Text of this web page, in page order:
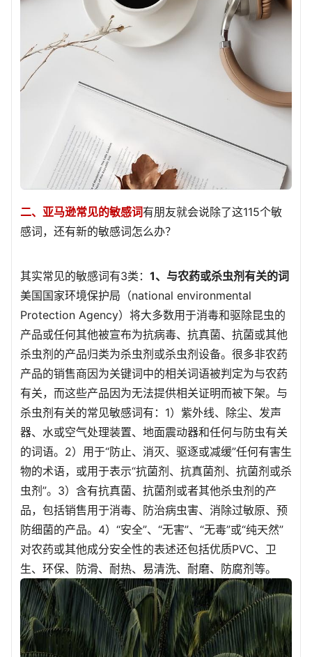
二、亚马逊常见的敏感词有朋友就会说除了这115个敏
感词，还有新的敏感词怎么办？
其实常见的敏感词有3类： 1、与农药或杀虫剂有关的词
美国国家环境保护局（national environmental
Protection Agency）将大多数用于消毒和驱除昆虫的
产品或任何其他被宣布为抗病毒、抗真菌、抗菌或其他
杀虫剂的产品归类为杀虫剂或杀虫剂设备。很多非农药
产品的销售商因为关键词中的相关词语被判定为与农药
有关，而这些产品因为无法提供相关证明而被下架。与
杀虫剂有关的常见敏感词有：1）紫外线、除尘、发声
器、水或空气处理装置、地面震动器和任何与防虫有关
的词语。2）用于“防止、消灭、驱逐或减缓”任何有害生
物的术语，或用于表示“抗菌剂、抗真菌剂、抗菌剂或杀
虫剂”。3）含有抗真菌、抗菌剂或者其他杀虫剂的产
品，包括销售用于消毒、防治病虫害、消除过敏原、预
防细菌的产品。4）“安全”、“无害”、“无毒”或“纯天然”
对农药或其他成分安全性的表述还包括优质PVC、卫
生、环保、防滑、耐热、易清洗、耐磨、防腐剂等。